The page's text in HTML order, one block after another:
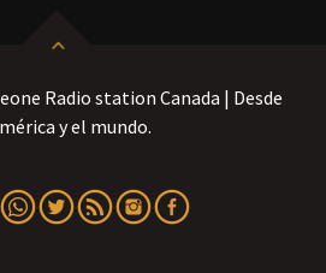
Radio station Canada | Desde
y el mundo.